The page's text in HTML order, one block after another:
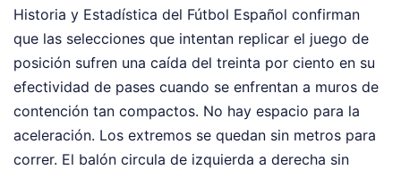
Historia y Estadística del Fútbol Español confirman
que las selecciones que intentan replicar el juego de
posición sufren una caída del treinta por ciento en su
efectividad de pases cuando se enfrentan a muros de
contención tan compactos. No hay espacio para la
aceleración. Los extremos se quedan sin metros para
correr. El balón circula de izquierda a derecha sin